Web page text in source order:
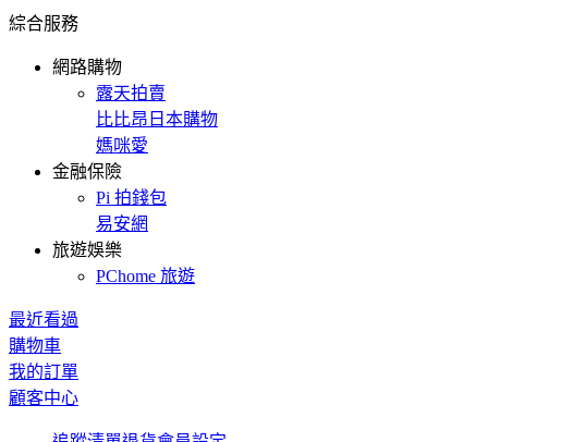
綜合服務
網路購物
露天拍賣
比比昂日本購物
媽咪愛
金融保險
Pi 拍錢包
易安網
旅遊娛樂
PChome 旅遊
最近看過
購物車
我的訂單
顧客中心